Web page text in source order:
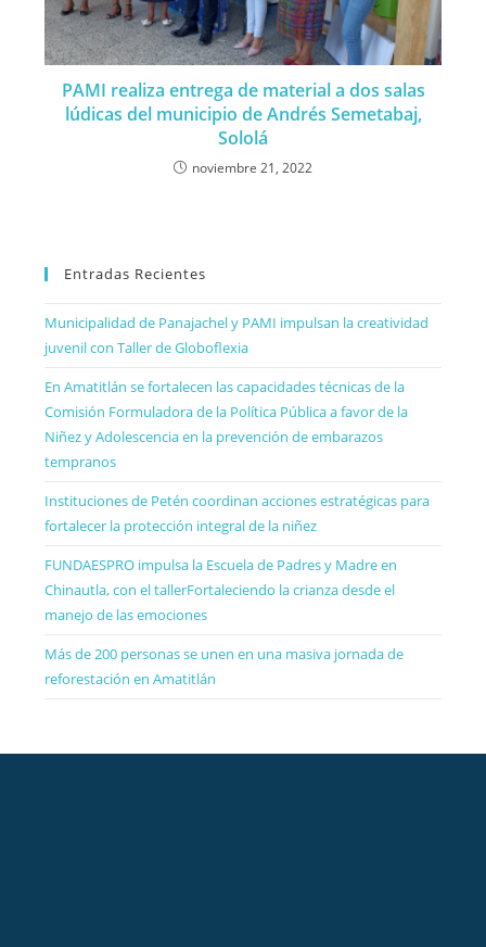
PAMI realiza entrega de material a dos salas
lúdicas del municipio de Andrés Semetabaj,
Sololá
noviembre 21, 2022
Entradas Recientes
Municipalidad de Panajachel y PAMI impulsan la creatividad
juvenil con Taller de Globoflexia
En Amatitlán se fortalecen las capacidades técnicas de la
Comisión Formuladora de la Política Pública a favor de la
Niñez y Adolescencia en la prevención de embarazos
tempranos
Instituciones de Petén coordinan acciones estratégicas para
fortalecer la protección integral de la niñez
FUNDAESPRO impulsa la Escuela de Padres y Madre en
Chinautla, con el tallerFortaleciendo la crianza desde el
manejo de las emociones
Más de 200 personas se unen en una masiva jornada de
reforestación en Amatitlán